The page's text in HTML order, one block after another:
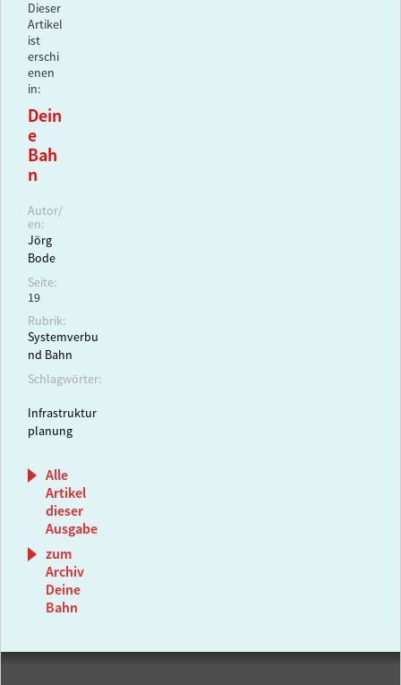
Dieser
Artikel
ist
erschi
enen
in:
Dein
e
Bah
n
Autor/
en:
Jörg
Bode
Seite:
19
Rubrik:
Systemverbu
nd Bahn
Schlagwörter:
Infrastruktur
planung
Alle
Artikel
dieser
Ausgabe
zum
Archiv
Deine
Bahn